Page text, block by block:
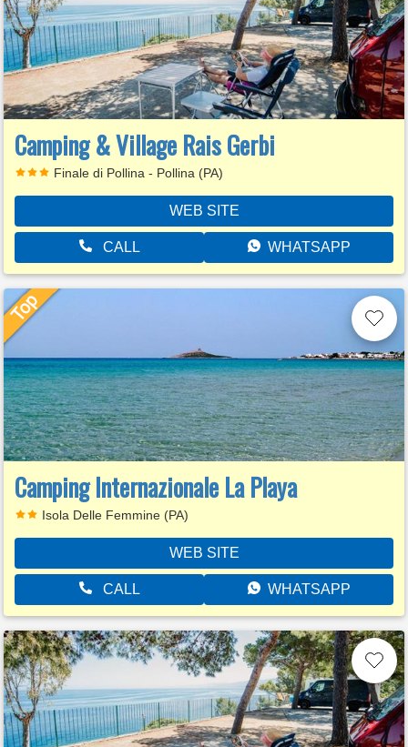
Camping & Village Rais Gerbi
Finale di Pollina - Pollina (PA)
WEB SITE
CALL WHATSAPP
Camping Internazionale La Playa
Isola Delle Femmine (PA)
WEB SITE
CALL WHATSAPP